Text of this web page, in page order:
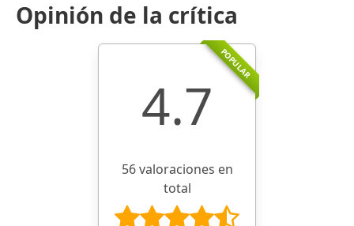
Opinión de la crítica
POPULAR
4.7
56 valoraciones en
total